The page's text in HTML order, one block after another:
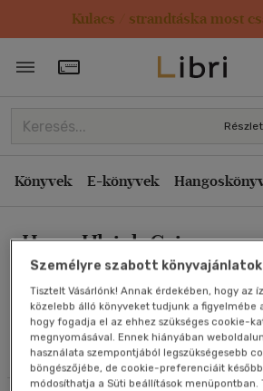
Kulacs / strandtáska most
Törzsvásárlói Kártya adatai
Könyvek E-könyvek
Hans-Ulrich Grimm
Művei
Olvasói vélemények
Rendezés
Kiadás éve szerint csökkenő
Ár szerint csökkenő
Eladott darabszám szerint
Eladott darabszám szerint
Cím szerint A-Z
Szerző szerint A-Z
Megjelenítés
Személyre szabott
Tisztelt Vásárlónk! Annak érdekében, hogy az
közelebb álló könyveket tudjunk a figyelmébe
hogy fogadja el az ehhez szükséges cookie-
megnyomásával. Ennek hiányában
használata szempontjából legszükségesebb
böngészőjébe, de cookie-preferenciáit
módosíthatja a Süti beállítások menüpontban.